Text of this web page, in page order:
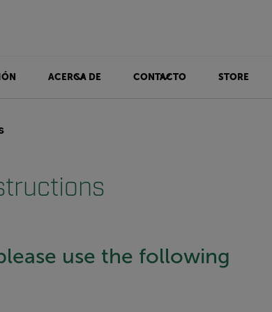
ACERCA DE CONTACTO STORE
use the following